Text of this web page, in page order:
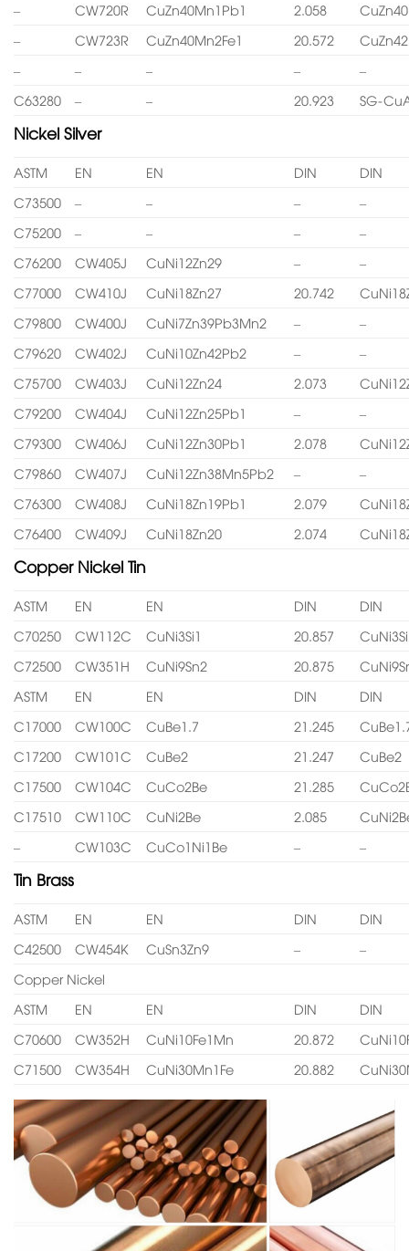
–
CW720R CuZn40Mn1Pb1 2.058
–
CW723R CuZn40Mn2Fe1 20.572
–
– – –
–
C63280
– – 20.923 SG-
Nickel Silver
ASTM EN EN DIN
DIN
C73500
– – –
–
C75200
– – –
–
C76200
CW405J CuNi12Zn29 –
–
C77000
CW410J CuNi18Zn27 20.742
C79800
CW400J CuNi7Zn39Pb3Mn2 –
–
C79620
CW402J CuNi10Zn42Pb2 –
–
C75700
CW403J CuNi12Zn24 2.073
C79200
CW404J CuNi12Zn25Pb1 –
–
C79300
CW406J CuNi12Zn30Pb1 2.078
C79860
CW407J CuNi12Zn38Mn5Pb2 –
–
C76300
CW408J CuNi18Zn19Pb1 2.079
C76400
CW409J CuNi18Zn20 2.074
Copper Nickel Tin
ASTM EN EN DIN
DIN
C70250
CW112C CuNi3Si1 20.857
CuNi3Si
C72500
CW351H CuNi9Sn2 20.875
ASTM
EN EN DIN
DIN
C17000
CW100C CuBe1.7 21.245
C17200
CW101C CuBe2 21.247
CuBe2
C17500
CW104C CuCo2Be 21.285
C17510
CW110C CuNi2Be 2.085
–
CW103C CuCo1Ni1Be – –
Tin Brass
ASTM EN EN DIN
DIN
C42500
CW454K CuSn3Zn9 –
–
Copper Nickel
ASTM
EN EN DIN
DIN
C70600
CW352H CuNi10Fe1Mn 20.872
C71500
CW354H CuNi30Mn1Fe 20.882